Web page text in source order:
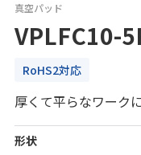
真空パッド
VPLFC10-
RoHS2対応
厚くて平らなワーク
形状